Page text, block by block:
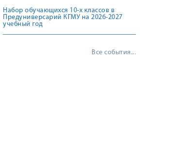
Набор обучающихся 10-х классов в
Предуниверсарий КГМУ на 2026-2027
учебный год
Все события...